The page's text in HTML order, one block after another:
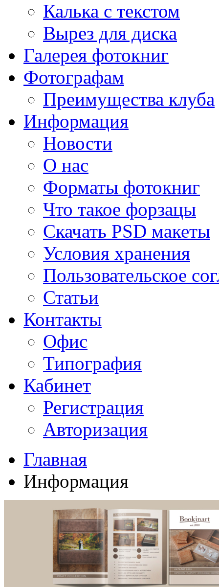
Калька с текстом
Вырез для диска
Галерея фотокниг
Фотографам
Преимущества клуба
Информация
Новости
О нас
Форматы фотокниг
Что такое форзацы
Скачать PSD макеты
Условия хранения
Пользовательское
Статьи
Контакты
Офис
Типография
Кабинет
Регистрация
Авторизация
Главная
Информация